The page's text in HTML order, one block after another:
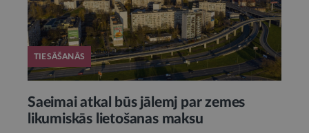
TIESĀŠANĀS
Saeimai atkal būs jālemj par zemes
likumiskās lietošanas maksu